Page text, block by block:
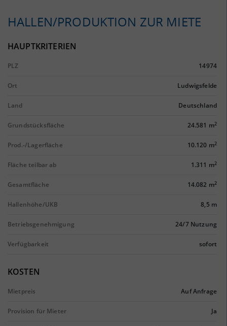
HALLEN/PRODUKTION ZUR MIETE
HAUPTKRITERIEN
PLZ 14974
Ort Ludwigsfelde
Land Deutschland
Grundstücksfläche 24.581 m2
Prod.-/Lagerfläche 10.120 m2
Fläche teilbar ab 1.311 m2
Gesamtfläche 14.082 m2
Hallenhöhe/UKB 8,5 m
Betriebsgenehmigung 24/7 Nutzung
Verfügbarkeit sofort
KOSTEN
Mietpreis Auf Anfrage
Provision für Mieter Ja